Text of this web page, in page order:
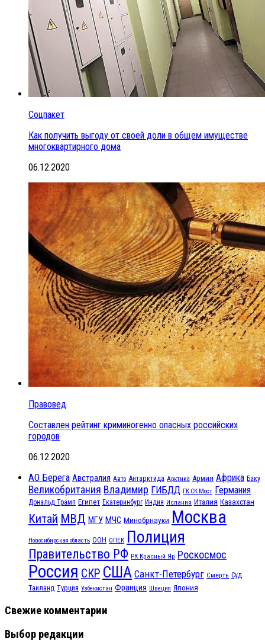
Соцпакет
Как получить выгоду от своей доли в общем имуществе
многоквартирного дома
06.12.2020
Правовед
Составлен рейтинг криминогенно опасных российских
городов
06.12.2020
АО Берега Австралия Авто Антарктида Арктика Армия Африка Баку
Великобритания Владимир ГИБДД ГК СК Мост Германия
Дональд Трамп Египет Екатеринбург Индия Испания Италия Казахстан
Китай МВД МГУ МЧС Минобрнауки Москва
Новосибирская область ООН ОПЕК Полиция
Правительство РФ РК Красный Яр Роскосмос
Россия СКР США Санкт-Петербург Смерть Суд
Таиланд Турция Узбекистан Франция Швеция Япония
Свежие комментарии
Выбор редакции